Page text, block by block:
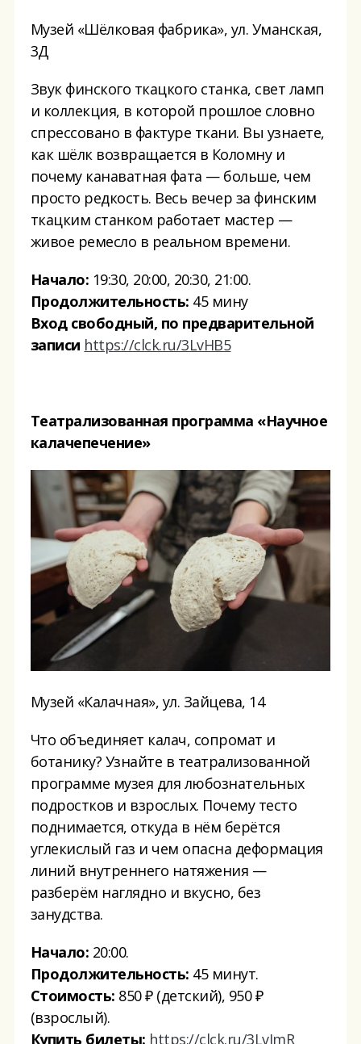
Музей «Шёлковая фабрика», ул. Уманская,
3Д
Звук финского ткацкого станка, свет ламп
и коллекция, в которой прошлое словно
спрессовано в фактуре ткани. Вы узнаете,
как шёлк возвращается в Коломну и
почему канаватная фата — больше, чем
просто редкость. Весь вечер за финским
ткацким станком работает мастер —
живое ремесло в реальном времени.
Начало: 19:30, 20:00, 20:30, 21:00.
Продолжительность: 45 мину
Вход свободный, по предварительной
записи https://clck.ru/3LvHB5
Театрализованная программа «Научное
калачепечение»
Музей «Калачная», ул. Зайцева, 14
Что объединяет калач, сопромат и
ботанику? Узнайте в театрализованной
программе музея для любознательных
подростков и взрослых. Почему тесто
поднимается, откуда в нём берётся
углекислый газ и чем опасна деформация
линий внутреннего натяжения —
разберём наглядно и вкусно, без
занудства.
Начало: 20:00.
Продолжительность: 45 минут.
Стоимость: 850 ₽ (детский), 950 ₽
(взрослый).
Купить билеты: https://clck.ru/3LvJmR